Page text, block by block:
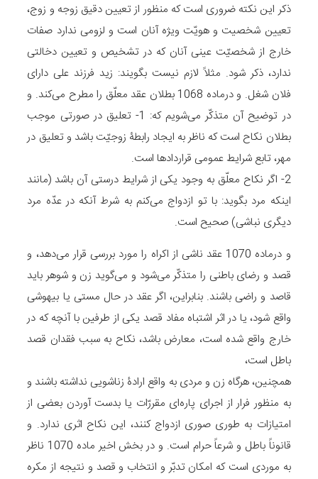
ذکر این نکته ضروری است که منظور از تعیین دقیق زوجه و زوج،
تعیین شخصیت و هویّت ویژه آنان است و لزومی ندارد صفات
خارج از شخصیّت عینی آنان که در تشخیص و تعیین دخالتی
ندارد، ذکر شود. مثلاً لازم نیست بگویند: زید فرزند علی دارای
فلان شغل. و درماده 1068 بطلان عقد معلّق را مطرح می‌کند. و
در توضیح آن متذکّر می‌شویم که: 1- تعلیق در صورتی موجب
بطلان نکاح است که ناظر به ایجاد رابطۀ زوجیّت باشد و تعلیق در
مهر، تابع شرایط عمومی قراردادها است.
2- اگر نکاح معلّق به وجود یکی از شرایط درستی آن باشد (مانند
اینکه مرد بگوید: با تو ازدواج می‌کنم به شرط آنکه در عدّه مرد
دیگری نباشی) صحیح است.
و درماده 1070 عقد ناشی از اکراه را مورد بررسی قرار می‌دهد، و
قصد و رضای باطنی را متذکّر می‌شود و می‌گوید زن و شوهر باید
قاصد و راضی باشند. بنابراین، اگر عقد در حال مستی یا بیهوشی
واقع شود، یا در اثر اشتباه مفاد قصد یکی از طرفین با آنچه که در
خارج واقع شده است، معارض باشد، نکاح به سبب فقدان قصد
باطل است،
همچنین، هرگاه زن و مردی به واقع ارادۀ زناشویی نداشته باشند و
به منظور فرار از اجرای پاره‌ای مقررّات یا بدست آوردن بعضی از
امتیازات به طوری صوری ازدواج کنند، این نکاح اثری ندارد. و
قانوناً باطل و شرعاً حرام است. و در بخش اخیر ماده 1070 ناظر
به موردی است که امکان تدبّر و انتخاب و قصد و نتیجه از مکره